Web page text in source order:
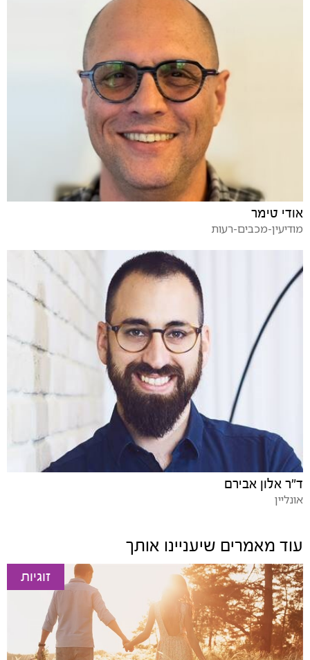
אודי טימר
מודיעין-מכבים-רעות
ד"ר אלון אבירם
אונליין
עוד מאמרים שיעניינו אותך
זוגיות